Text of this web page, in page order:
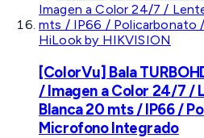
HiLook by HIKVISION
[ColorVu] Bala
/ Imagen a Color 24/7 /
Blanca 20 mts / IP66 /
Microfono Integrado